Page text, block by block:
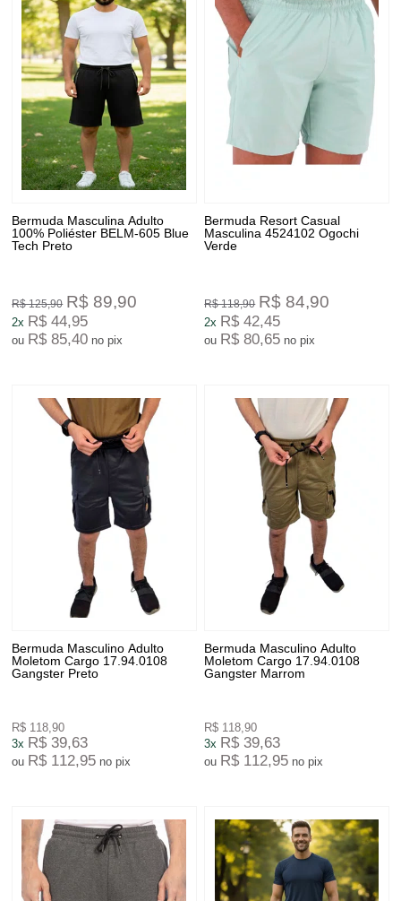
Bermuda Masculina Adulto
100% Poliéster BELM-605 Blue
Tech Preto
R$ 125,90 R$ 89,90
2x R$ 44,95
ou R$ 85,40 no pix
Bermuda Resort Casual
Masculina 4524102 Ogochi
Verde
R$ 118,90 R$ 84,90
2x R$ 42,45
ou R$ 80,65 no pix
Bermuda Masculino Adulto
Moletom Cargo 17.94.0108
Gangster Preto
R$ 118,90
3x R$ 39,63
ou R$ 112,95 no pix
Bermuda Masculino Adulto
Moletom Cargo 17.94.0108
Gangster Marrom
R$ 118,90
3x R$ 39,63
ou R$ 112,95 no pix